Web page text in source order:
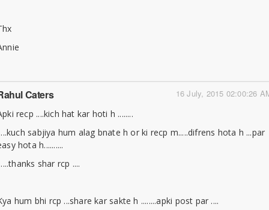
16 July, 2015 02:00:26
Caters
recp ....kich hat kar hoti h ........
sabjiya hum alag bnate h or ki recp m.....difrens hota h ...par
hota h..........
shar rcp ....
hum bhi rcp ...share kar sakte h ........apki post par ....